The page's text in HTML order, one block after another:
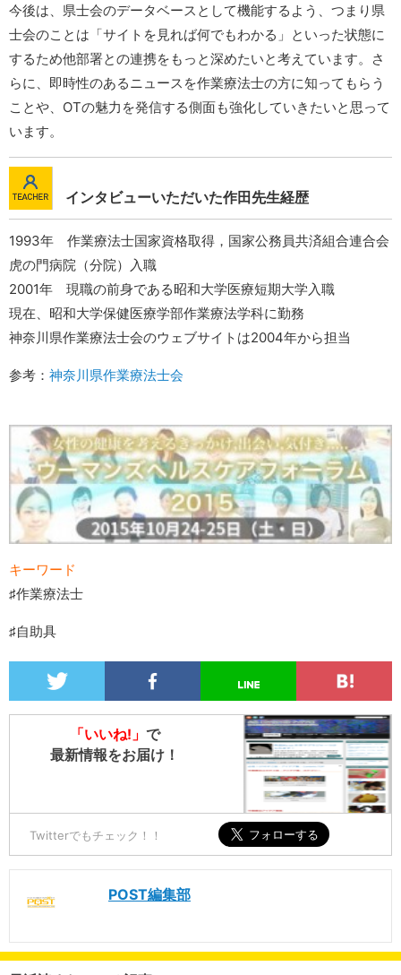
今後は、県士会のデータベースとして機能するよう、つまり県
士会のことは「サイトを見れば何でもわかる」といった状態に
するため他部署との連携をもっと深めたいと考えています。さ
らに、即時性のあるニュースを作業療法士の方に知ってもらう
ことや、OTの魅力を発信する側面も強化していきたいと思って
います。
インタビューいただいた作田先生経歴
1993年 作業療法士国家資格取得，国家公務員共済組合連合会
虎の門病院（分院）入職
2001年 現職の前身である昭和大学医療短期大学入職
現在、昭和大学保健医療学部作業療法学科に勤務
神奈川県作業療法士会のウェブサイトは2004年から担当
参考： 神奈川県作業療法士会
キーワード
♯作業療法士
♯自助具
「いいね!」 で
最新情報をお届け！
Twitterでもチェック！！
POST編集部